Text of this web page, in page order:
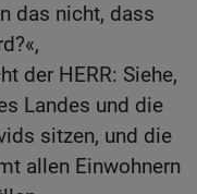
das nicht, dass
der HERR: Siehe,
Landes und die
sitzen, und die
allen Einwohnern